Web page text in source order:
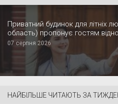
Приватний будинок для літніх
область) пропонує гостям
07 серпня 2026
НАЙБІЛЬШЕ ЧИТАЮТЬ ЗА